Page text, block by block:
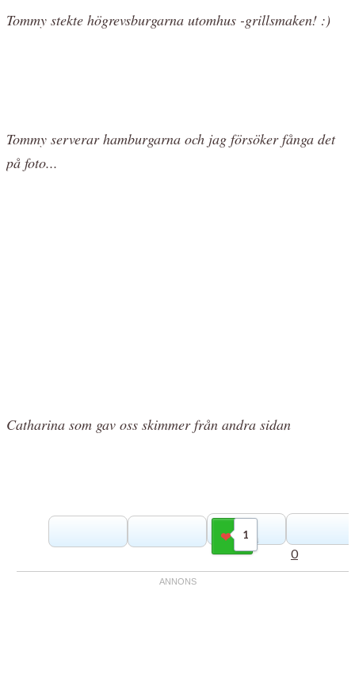
Tommy stekte högrevsburgarna utomhus -grillsmaken! :)
Tommy serverar hamburgarna och jag försöker fånga det
på foto...
Catharina som gav oss skimmer från andra sidan
1
Gilla
0